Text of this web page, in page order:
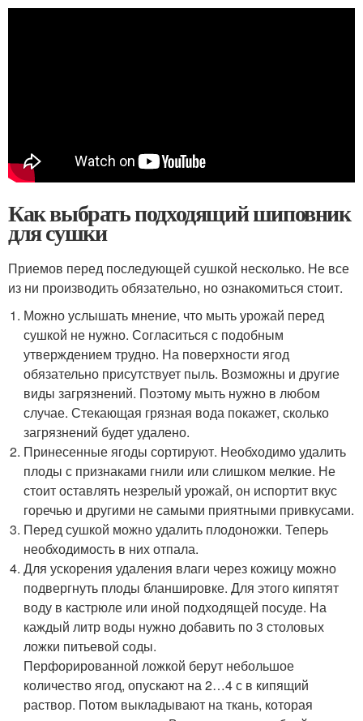
Как выбрать подходящий шиповник
для сушки
Приемов перед последующей сушкой несколько. Не все
из ни производить обязательно, но ознакомиться стоит.
Можно услышать мнение, что мыть урожай перед
сушкой не нужно. Согласиться с подобным
утверждением трудно. На поверхности ягод
обязательно присутствует пыль. Возможны и другие
виды загрязнений. Поэтому мыть нужно в любом
случае. Стекающая грязная вода покажет, сколько
загрязнений будет удалено.
Принесенные ягоды сортируют. Необходимо удалить
плоды с признаками гнили или слишком мелкие. Не
стоит оставлять незрелый урожай, он испортит вкус
горечью и другими не самыми приятными привкусами.
Перед сушкой можно удалить плодоножки. Теперь
необходимость в них отпала.
Для ускорения удаления влаги через кожицу можно
подвергнуть плоды бланшировке. Для этого кипятят
воду в кастрюле или иной подходящей посуде. На
каждый литр воды нужно добавить по 3 столовых
ложки питьевой соды.
Перфорированной ложкой берут небольшое
количество ягод, опускают на 2…4 с в кипящий
раствор. Потом выкладывают на ткань, которая